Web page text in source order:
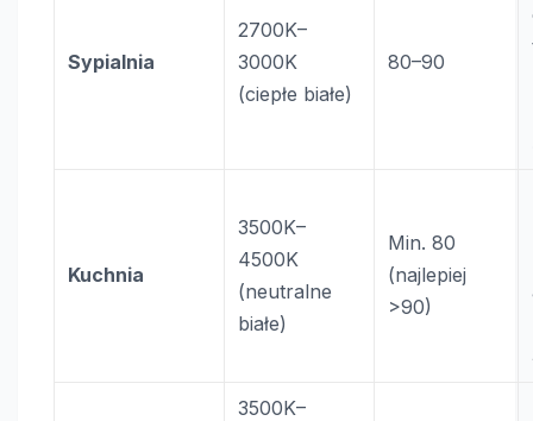
Sypialnia
2700K–
3000K
(ciepłe białe)
80–90
Kuchnia
3500K–
4500K
(neutralne
białe)
Min. 80
(najlepiej
>90)
3500K–